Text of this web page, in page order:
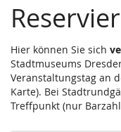
Hier können Sie sich
Stadtmuseums
Veranstaltungstag an
Karte). Bei
Treffpunkt (nur